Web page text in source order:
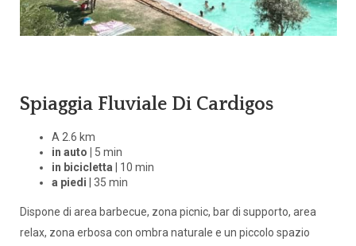
Spiaggia Fluviale Di Cardigos
A 2.6 km
in auto | 5 min
in bicicletta | 10 min
a piedi | 35 min
Dispone di area barbecue, zona picnic, bar di supporto, area
relax, zona erbosa con ombra naturale e un piccolo spazio